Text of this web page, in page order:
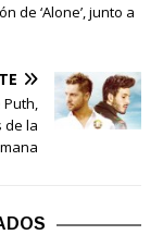
de ‘Alone’, junto a
Puth,
de la